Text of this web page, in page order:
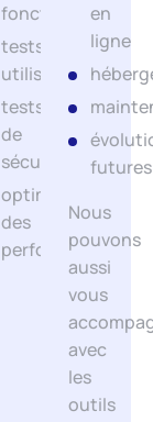
fonctionnels
tests
utilisateurs
tests
de
sécurité
optimisation
des
performances
en
ligne
futures
Nous
pouvons
aussi
vous
avec
les
outils